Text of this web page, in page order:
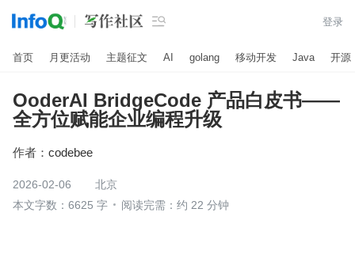
 登录
首页 月更活动 主题征文 AI golang 移动开发 Java 开源
OoderAI BridgeCode 产品白皮书——
全方位赋能企业编程升级
作者： codebee
2026-02-06
北京
本文字数：6625 字
阅读完需：约 22 分钟